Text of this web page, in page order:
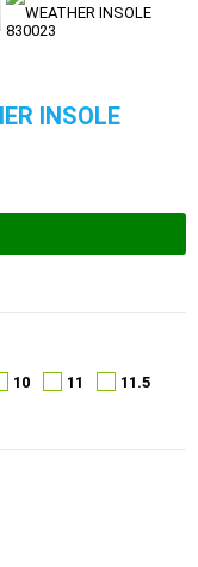
INSOLE
10 11 11.5